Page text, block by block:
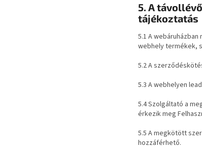
5. A
tájékoztatás
5.1 A
webhely termékek,
5.2 A
5.3 A webhelyen
5.4 Szolgáltató a
érkezik meg
5.5 A megkötött
hozzáférhető.